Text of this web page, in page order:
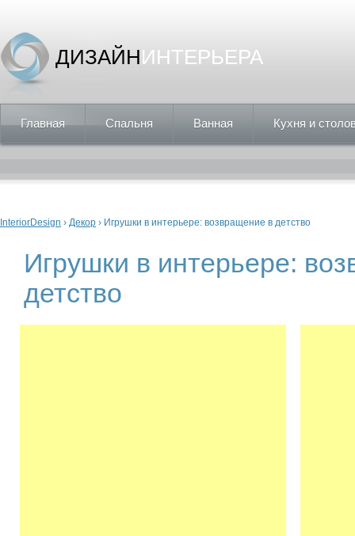
ДИЗАЙНИНТЕРЬЕРА
Главная Спальня Ванная Кухня и
Вы здесь
InteriorDesign › Декор › Игрушки в интерьере: возвращение в детство
Игрушки в интерьере:
детство